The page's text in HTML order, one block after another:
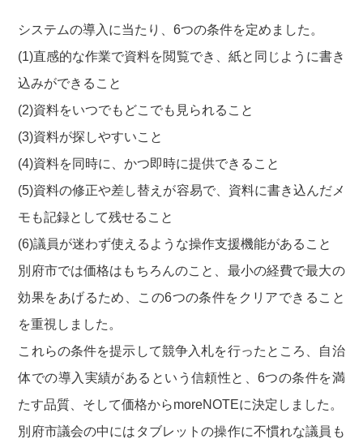
システムの導入に当たり、6つの条件を定めました。
(1)直感的な作業で資料を閲覧でき、紙と同じように書き
込みができること
(2)資料をいつでもどこでも見られること
(3)資料が探しやすいこと
(4)資料を同時に、かつ即時に提供できること
(5)資料の修正や差し替えが容易で、資料に書き込んだメ
モも記録として残せること
(6)議員が迷わず使えるような操作支援機能があること
別府市では価格はもちろんのこと、最小の経費で最大の
効果をあげるため、この6つの条件をクリアできること
を重視しました。
これらの条件を提示して競争入札を行ったところ、自治
体での導入実績があるという信頼性と、6つの条件を満
たす品質、そして価格からmoreNOTEに決定しました。
別府市議会の中にはタブレットの操作に不慣れな議員も